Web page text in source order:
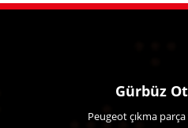
Gürbüz
Peugeot çıkma